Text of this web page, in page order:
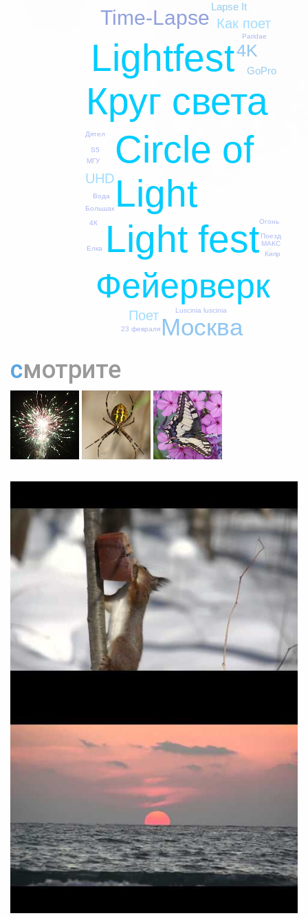
Circle of
Light
Круг света
Light fest
Lightfest
Фейерверк
Москва
Time-Lapse
4K
UHD
Поет
Как поет
GoPro
Lapse It
Luscinia luscinia
Дятел
S5
Большак
МГУ
4К
Вода
Елка
Кипр
Paridae
Огонь
23 февраля
МАКС
Поезд
смотрите